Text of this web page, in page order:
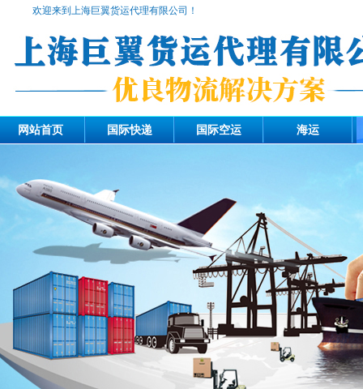
欢迎来到上海巨翼货运代理有限公司！
网站首页 国际快递 国际空运 海运